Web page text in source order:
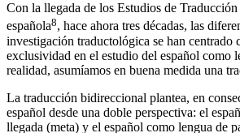
Con la llegada de los Estudios de
española8, hace ahora tres décadas, las
investigación traductológica se han centrado
exclusividad en el estudio del español como
realidad, asumíamos en buena medida una
La traducción bidireccional plantea, en
español desde una doble perspectiva: el
llegada (meta) y el español como lengua de